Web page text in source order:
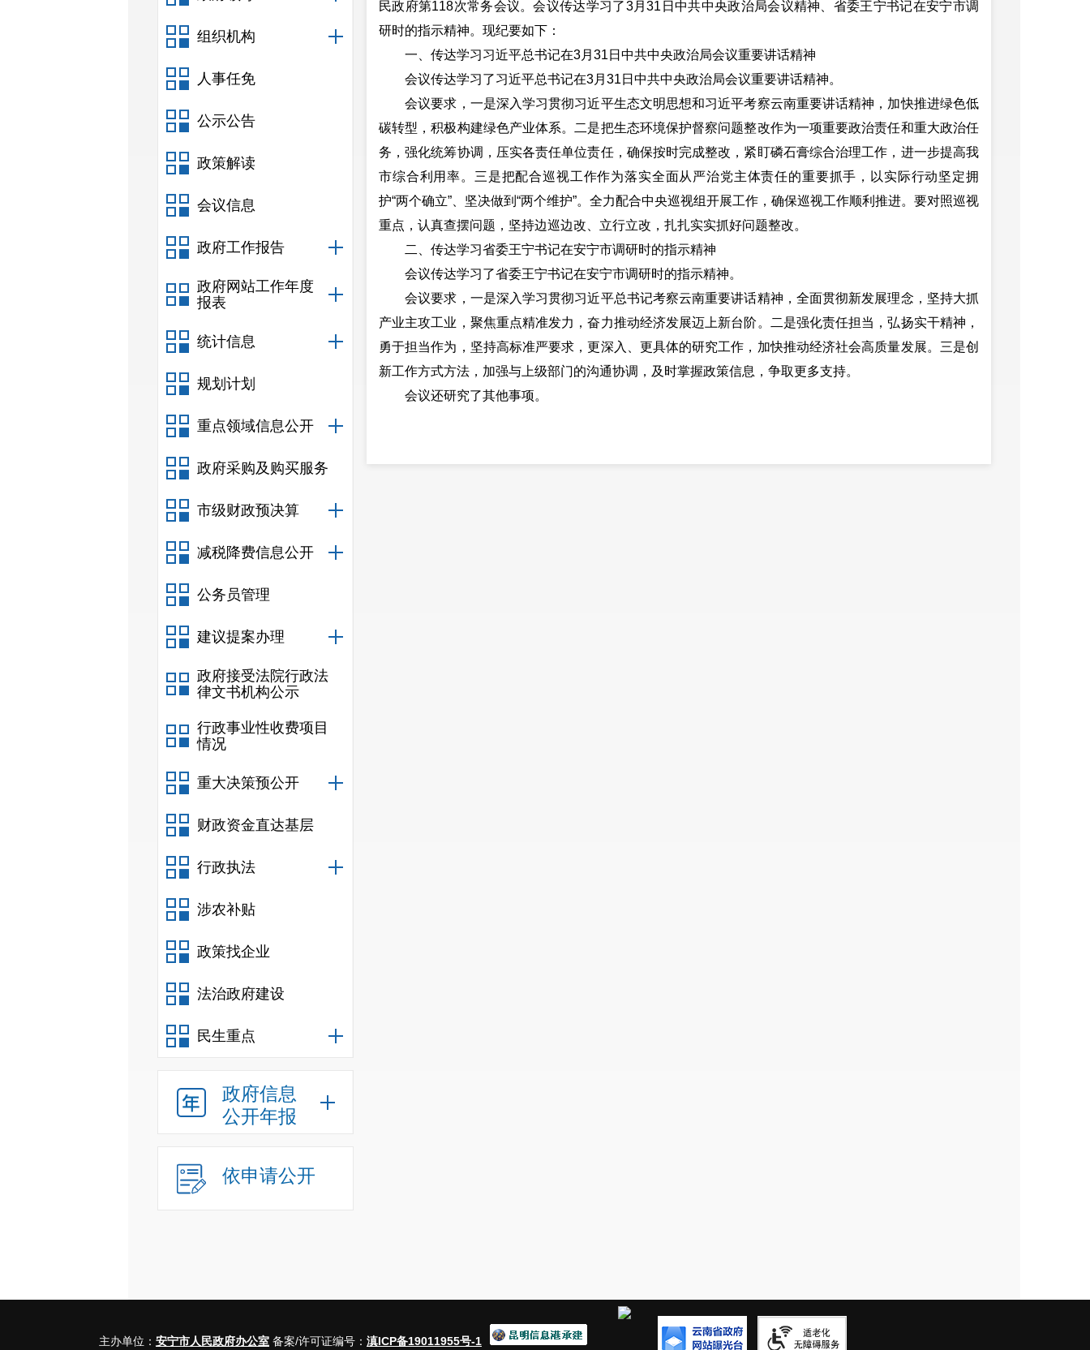
组织机构
人事任免
公示公告
政策解读
会议信息
政府工作报告
政府网站工作年度
报表
统计信息
规划计划
重点领域信息公开
政府采购及购买服务
市级财政预决算
减税降费信息公开
公务员管理
建议提案办理
政府接受法院行政法
律文书机构公示
行政事业性收费项目
情况
重大决策预公开
财政资金直达基层
行政执法
涉农补贴
政策找企业
法治政府建设
民生重点
政府信息
公开年报
依申请公开
民政府第118次常务会议。会议传达学习了3月31日中共中央政治局会议精神、省委王宁书记在安宁市调
研时的指示精神。现纪要如下：
一、传达学习习近平总书记在3月31日中共中央政治局会议重要讲话精神
会议传达学习了习近平总书记在3月31日中共中央政治局会议重要讲话精神。
会议要求，一是深入学习贯彻习近平生态文明思想和习近平考察云南重要讲话精神，加快推进绿色低
碳转型，积极构建绿色产业体系。二是把生态环境保护督察问题整改作为一项重要政治责任和重大政治任
务，强化统筹协调，压实各责任单位责任，确保按时完成整改，紧盯磷石膏综合治理工作，进一步提高我
市综合利用率。三是把配合巡视工作作为落实全面从严治党主体责任的重要抓手，以实际行动坚定拥
护“两个确立”、坚决做到“两个维护”。全力配合中央巡视组开展工作，确保巡视工作顺利推进。要对照巡视
重点，认真查摆问题，坚持边巡边改、立行立改，扎扎实实抓好问题整改。
二、传达学习省委王宁书记在安宁市调研时的指示精神
会议传达学习了省委王宁书记在安宁市调研时的指示精神。
会议要求，一是深入学习贯彻习近平总书记考察云南重要讲话精神，全面贯彻新发展理念，坚持大抓
产业主攻工业，聚焦重点精准发力，奋力推动经济发展迈上新台阶。二是强化责任担当，弘扬实干精神，
勇于担当作为，坚持高标准严要求，更深入、更具体的研究工作，加快推动经济社会高质量发展。三是创
新工作方式方法，加强与上级部门的沟通协调，及时掌握政策信息，争取更多支持。
会议还研究了其他事项。
主办单位： 安宁市人民政府办公室 备案/许可证编号： 滇ICP备19011955号-1